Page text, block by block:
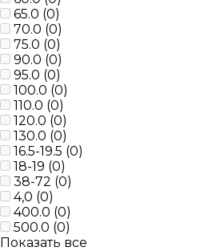
65.0 (0)
70.0 (0)
75.0 (0)
90.0 (0)
95.0 (0)
100.0 (0)
110.0 (0)
120.0 (0)
130.0 (0)
16.5-19.5 (0)
18-19 (0)
38-72 (0)
4,0 (0)
400.0 (0)
500.0 (0)
Показать все